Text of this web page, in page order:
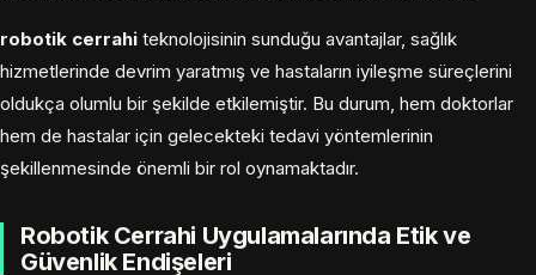
robotik cerrahi teknolojisinin sunduğu avantajlar, sağlık
hizmetlerinde devrim yaratmış ve hastaların iyileşme süreçlerini
oldukça olumlu bir şekilde etkilemiştir. Bu durum, hem doktorlar
hem de hastalar için gelecekteki tedavi yöntemlerinin
şekillenmesinde önemli bir rol oynamaktadır.
Robotik Cerrahi Uygulamalarında Etik ve
Güvenlik Endişeleri